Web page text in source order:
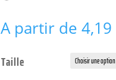
A partir de 4,19
Taille